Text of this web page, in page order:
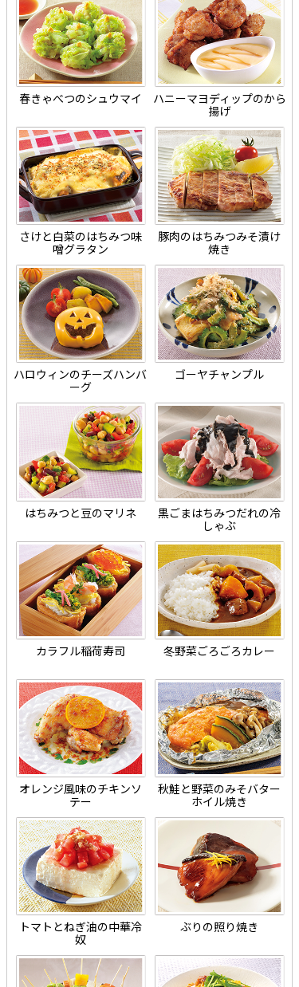
春きゃべつのシュウマイ
ハニーマヨディップのから
揚げ
さけと白菜のはちみつ味
噌グラタン
豚肉のはちみつみそ漬け
焼き
ハロウィンのチーズハンバ
ーグ
ゴーヤチャンプル
はちみつと豆のマリネ
黒ごまはちみつだれの冷
しゃぶ
カラフル稲荷寿司 冬野菜ごろごろカレー
オレンジ風味のチキンソ
テー
秋鮭と野菜のみそバター
ホイル焼き
トマトとねぎ油の中華冷
奴
ぶりの照り焼き